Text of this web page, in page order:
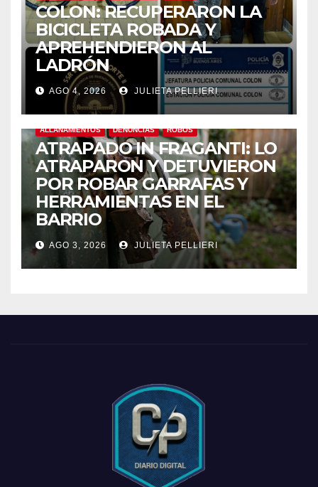
COLON: RECUPERARON LA
BICICLETA ROBADA Y
APREHENDIERON AL
LADRÓN
AGO 4, 2026 JULIETA PELLIERI
ALLANAMIENTOS DENUNCIAS ROBOS
ATRAPADO IN FRAGANTI: LO
ATRAPARON Y DETUVIERON
POR ROBAR GARRAFAS Y
HERRAMIENTAS EN EL
BARRIO
AGO 3, 2026 JULIETA PELLIERI